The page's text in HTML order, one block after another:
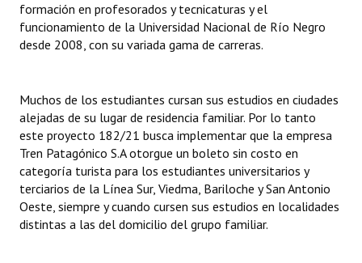
Audiencias Públicas - Registro
Mujeres que Dejaron Huellas - Registro
Ciudadano Ilustre - Registro
Banca del Vecino - Registro
Huéspedes de Honor - Registro
Antiguos Pobladores - Registro
formación en profesorados y tecnicaturas y el
funcionamiento de la Universidad Nacional de Río Negro
desde 2008, con su variada gama de carreras.
Muchos de los estudiantes cursan sus estudios en ciudades
alejadas de su lugar de residencia familiar. Por lo tanto
este proyecto 182/21 busca implementar que la empresa
Tren Patagónico S.A otorgue un boleto sin costo en
categoría turista para los estudiantes universitarios y
terciarios de la Línea Sur, Viedma, Bariloche y San Antonio
Oeste, siempre y cuando cursen sus estudios en localidades
distintas a las del domicilio del grupo familiar.